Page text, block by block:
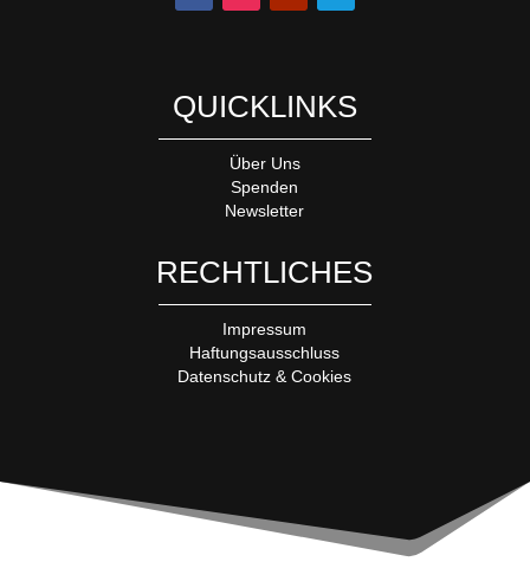
QUICKLINKS
Über Uns
Spenden
Newsletter
RECHTLICHES
Impressum
Haftungsausschluss
Datenschutz & Cookies